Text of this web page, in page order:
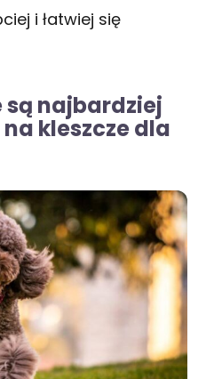
i łatwiej się
są najbardziej
kleszcze dla